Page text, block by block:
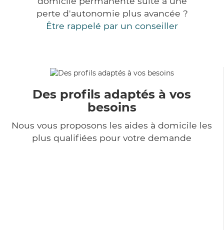
perte d'autonomie plus avancée ?
Être rappelé par un conseiller
Des profils adaptés à vos
besoins
Nous vous proposons les aides à domicile les
plus qualifiées pour votre demande